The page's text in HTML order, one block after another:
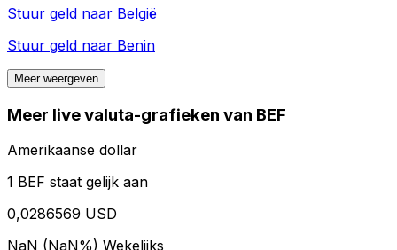
Stuur geld naar België
Stuur geld naar Benin
Meer weergeven
Meer live valuta-grafieken van BEF
Amerikaanse dollar
1 BEF staat gelijk aan
0,0286569 USD
NaN (NaN%) Wekelijks